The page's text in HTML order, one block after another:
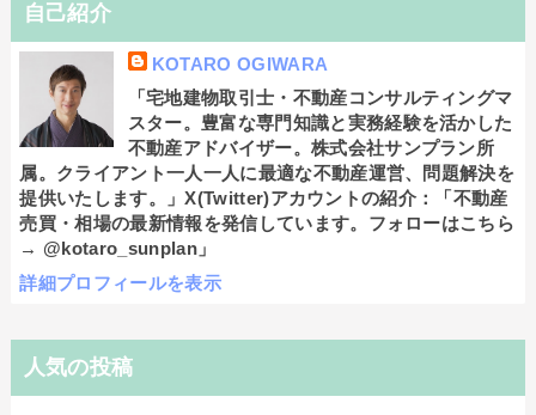
自己紹介
KOTARO OGIWARA
「宅地建物取引士・不動産コンサルティングマ
スター。豊富な専門知識と実務経験を活かした
不動産アドバイザー。株式会社サンプラン所
属。クライアント一人一人に最適な不動産運営、問題解決を
提供いたします。」X(Twitter)アカウントの紹介：「不動産
売買・相場の最新情報を発信しています。フォローはこちら
→ @kotaro_sunplan」
詳細プロフィールを表示
人気の投稿